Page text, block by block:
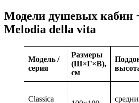
Модели душевых кабин
Melodia della vita
Модель /
серия
Размеры
(Ш×Г×В),
см
Classica